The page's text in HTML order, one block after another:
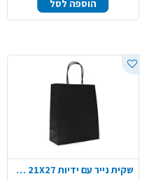
הוספה לסל
שקית נייר עם ידיות 21X27 ס"מ - שחור